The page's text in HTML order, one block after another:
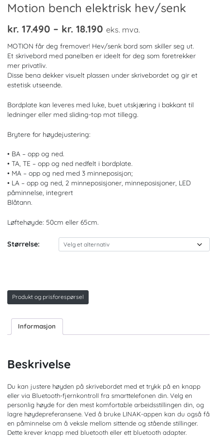
Motion bench elektrisk hev/senk
kr. 17.490 – kr. 18.190 Prisområde:
kr. 17.490
til
kr. 18.190
eks. mva.
MOTION får deg fremover! Hev/senk bord som skiller seg ut.
Et skrivebord med panelben er ideelt for deg som foretrekker
mer privatliv.
Disse bena dekker visuelt plassen under skrivebordet og gir et
estetisk utseende.
Bordplate kan leveres med luke, buet utskjæring i bakkant til
ledninger eller med sliding-top mot tillegg.
Brytere for høydejustering:
• BA – opp og ned.
• TA, TE – opp og ned nedfelt i bordplate.
• MA – opp og ned med 3 minneposisjon;
• LA – opp og ned, 2 minneposisjoner, minneposisjoner, LED
påminnelse, integrert
Blåtann.
Løftehøyde: 50cm eller 65cm.
Størrelse:
Produkt og prisforespørsel
Informasjon
Beskrivelse
Du kan justere høyden på skrivebordet med et trykk på en knapp
eller via Bluetooth-fjernkontroll fra smarttelefonen din. Velg en
personlig høyde for den mest komfortable arbeidsstillingen din, og
lagre høydepreferansene. Ved å bruke LINAK-appen kan du også få
en påminnelse om å veksle mellom sittende og stående stillinger.
Dette krever knapp med bluetooth eller ett bluetooth adapter.